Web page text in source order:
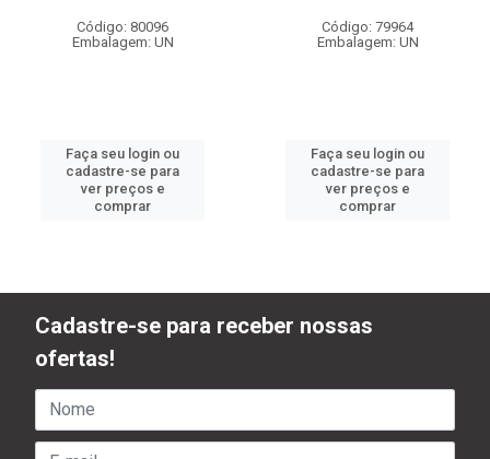
Código: 80096
Embalagem: UN
Faça seu login ou
cadastre-se para
ver preços e
comprar
Código: 79964
Embalagem: UN
Faça seu login ou
cadastre-se para
ver preços e
comprar
Cadastre-se para receber nossas
ofertas!